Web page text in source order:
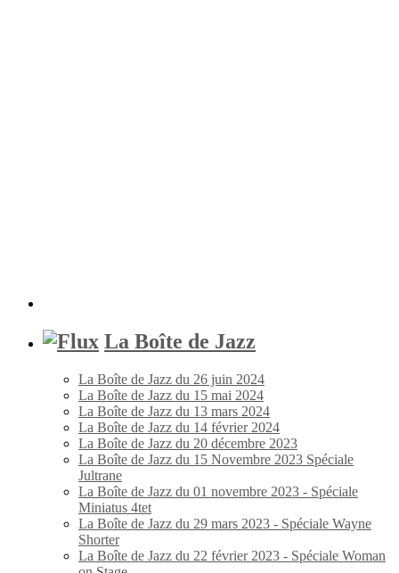
La Boîte de Jazz
La Boîte de Jazz du 26 juin 2024
La Boîte de Jazz du 15 mai 2024
La Boîte de Jazz du 13 mars 2024
La Boîte de Jazz du 14 février 2024
La Boîte de Jazz du 20 décembre 2023
La Boîte de Jazz du 15 Novembre 2023 Spéciale
Jultrane
La Boîte de Jazz du 01 novembre 2023 - Spéciale
Miniatus 4tet
La Boîte de Jazz du 29 mars 2023 - Spéciale Wayne
Shorter
La Boîte de Jazz du 22 février 2023 - Spéciale Woman